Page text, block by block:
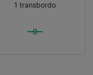
1 transbordo